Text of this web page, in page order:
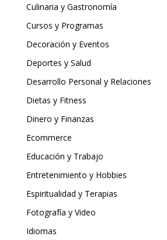
Culinaria y Gastronomía
Cursos y Programas
Decoración y Eventos
Deportes y Salud
Desarrollo Personal y Relaciones
Dietas y Fitness
Dinero y Finanzas
Ecommerce
Educación y Trabajo
Entretenimiento y Hobbies
Espiritualidad y Terapias
Fotografía y Video
Idiomas